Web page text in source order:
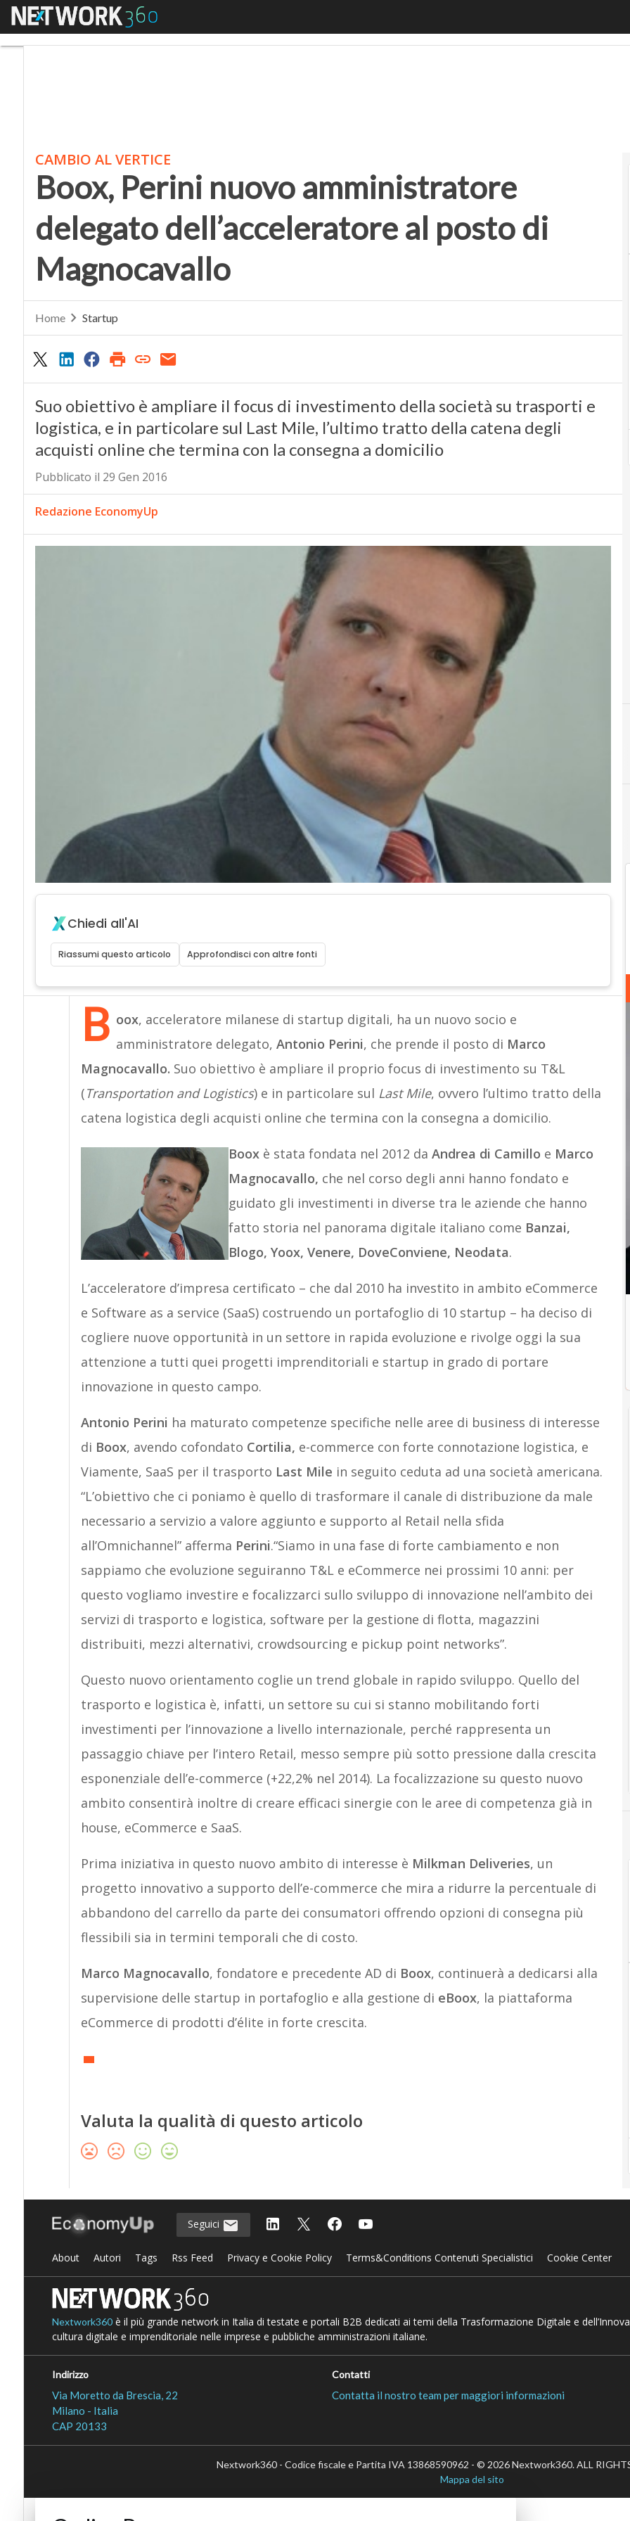
Menu
CAMBIO AL VERTICE
Boox, Perini nuovo amministratore
delegato dell’acceleratore al posto di
Magnocavallo
Home Startup
Suo obiettivo è ampliare il focus di investimento della società su trasporti e
logistica, e in particolare sul Last Mile, l’ultimo tratto della catena degli
acquisti online che termina con la consegna a domicilio
Pubblicato il 29 Gen 2016
Redazione EconomyUp
Chiedi all'AI
Riassumi questo articolo Approfondisci con altre fonti
B oox, acceleratore milanese di startup digitali, ha un nuovo socio e
amministratore delegato, Antonio Perini, che prende il posto di Marco
Magnocavallo. Suo obiettivo è ampliare il proprio focus di investimento su T&L
(Transportation and Logistics) e in particolare sul Last Mile, ovvero l’ultimo tratto della
catena logistica degli acquisti online che termina con la consegna a domicilio.
Booxè stata fondata nel 2012 da Andrea di Camillo e Marco
Magnocavallo, che nel corso degli anni hanno fondato e
guidato gli investimenti in diverse tra le aziende che hanno
fatto storia nel panorama digitale italiano come Banzai,
Blogo, Yoox, Venere, DoveConviene, Neodata.
L’acceleratore d’impresa certificato – che dal 2010 ha investito in ambito eCommerce
e Software as a service (SaaS) costruendo un portafoglio di 10 startup – ha deciso di
cogliere nuove opportunità in un settore in rapida evoluzione e rivolge oggi la sua
attenzione a tutti quei progetti imprenditoriali e startup in grado di portare
innovazione in questo campo.
Antonio Perini ha maturato competenze specifiche nelle aree di business di interesse
di Boox, avendo cofondato Cortilia, e-commerce con forte connotazione logistica, e
Viamente, SaaS per il trasporto Last Mile in seguito ceduta ad una società americana.
“L’obiettivo che ci poniamo è quello di trasformare il canale di distribuzione da male
necessario a servizio a valore aggiunto e supporto al Retail nella sfida
all’Omnichannel” afferma Perini.“Siamo in una fase di forte cambiamento e non
sappiamo che evoluzione seguiranno T&L e eCommerce nei prossimi 10 anni: per
questo vogliamo investire e focalizzarci sullo sviluppo di innovazione nell’ambito dei
servizi di trasporto e logistica, software per la gestione di flotta, magazzini
distribuiti, mezzi alternativi, crowdsourcing e pickup point networks”.
Questo nuovo orientamento coglie un trend globale in rapido sviluppo. Quello del
trasporto e logistica è, infatti, un settore su cui si stanno mobilitando forti
investimenti per l’innovazione a livello internazionale, perché rappresenta un
passaggio chiave per l’intero Retail, messo sempre più sotto pressione dalla crescita
esponenziale dell’e-commerce (+22,2% nel 2014). La focalizzazione su questo nuovo
ambito consentirà inoltre di creare efficaci sinergie con le aree di competenza già in
house, eCommerce e SaaS.
Prima iniziativa in questo nuovo ambito di interesse è Milkman Deliveries, un
progetto innovativo a supporto dell’e-commerce che mira a ridurre la percentuale di
abbandono del carrello da parte dei consumatori offrendo opzioni di consegna più
flessibili sia in termini temporali che di costo.
Marco Magnocavallo, fondatore e precedente AD di Boox, continuerà a dedicarsi alla
supervisione delle startup in portafoglio e alla gestione di eBoox, la piattaforma
eCommerce di prodotti d’élite in forte crescita.
Valuta la qualità di questo articolo
Seguici
About Autori Tags Rss Feed Privacy e Cookie Policy Terms&Conditions Contenuti Specialistici Cookie Center
Nextwork360è il più grande network in Italia di testate e portali B2B dedicati ai temi della Trasformazione Digitale e
cultura digitale e imprenditoriale nelle imprese e pubbliche amministrazioni italiane.
Indirizzo
Via Moretto da Brescia, 22
Milano - Italia
CAP 20133
Contatti
Contatta il nostro team per maggiori informazioni
Nextwork360 - Codice fiscale e Partita IVA 13868590962 - © 2026 Nextwork360. ALL RIGHTS
Mappa del sito